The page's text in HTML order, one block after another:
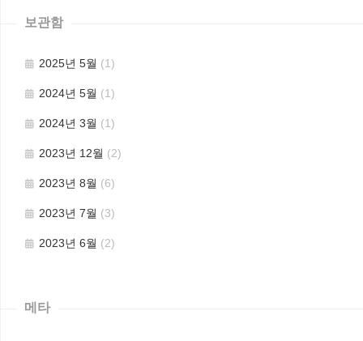
보관함
2025년 5월 (1)
2024년 5월 (1)
2024년 3월 (1)
2023년 12월 (2)
2023년 8월 (6)
2023년 7월 (3)
2023년 6월 (2)
메타